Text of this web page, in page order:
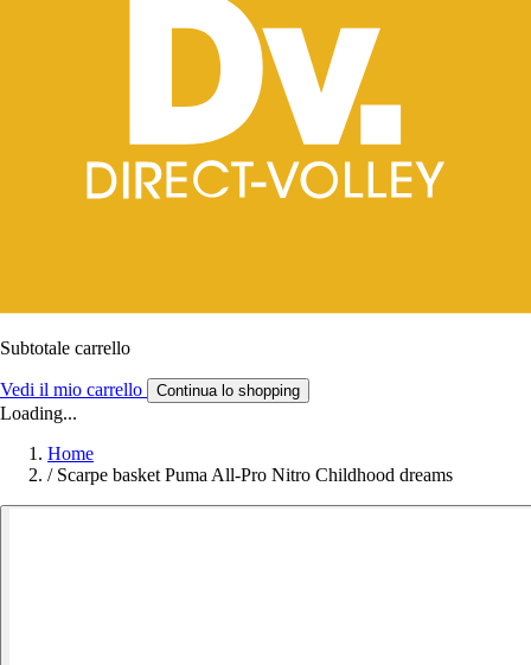
Subtotale carrello
Vedi il mio carrello Continua lo shopping
Loading...
Home
/ Scarpe basket Puma All-Pro Nitro Childhood dreams